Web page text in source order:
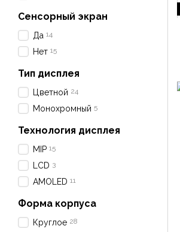
Сенсорный экран
Да 14
Нет 15
Тип дисплея
Цветной 24
Монохромный 5
Технология дисплея
MIP 15
LCD 3
AMOLED 11
Форма корпуса
Круглое 28